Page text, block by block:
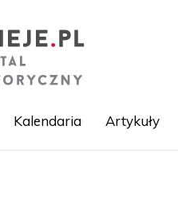
Kalendaria Artykuły